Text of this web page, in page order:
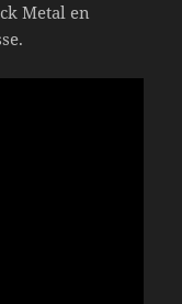
Metal en